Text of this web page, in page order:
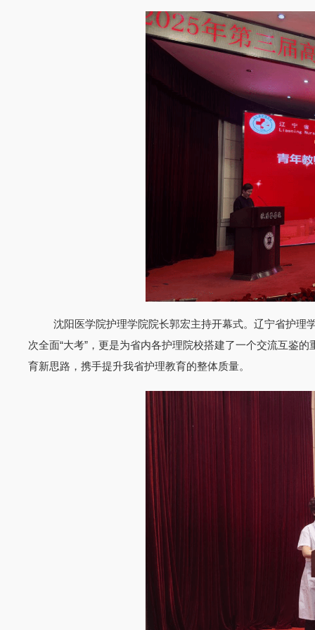
沈阳医学院护理学院院长郭宏主持开幕式。辽宁省护理
次全面“大考”，更是为省内各护理院校搭建了一个交流互鉴
育新思路，携手提升我省护理教育的整体质量。